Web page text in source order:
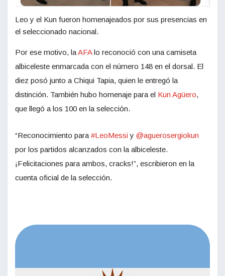
Leo y el Kun fueron homenajeados por sus presencias en
el seleccionado nacional.
Por ese motivo, laAFAlo reconoció con una camiseta
albiceleste enmarcada con el número 148 en el dorsal. El
diez posó junto a Chiqui Tapia, quien le entregó la
distinción. También hubo homenaje para el Kun Agüero,
que llegó a los 100 en la selección.
“Reconocimiento para #LeoMessiy @aguerosergiokun
por los partidos alcanzados con la albiceleste.
¡Felicitaciones para ambos, cracks!”, escribieron en la
cuenta oficial de la selección.